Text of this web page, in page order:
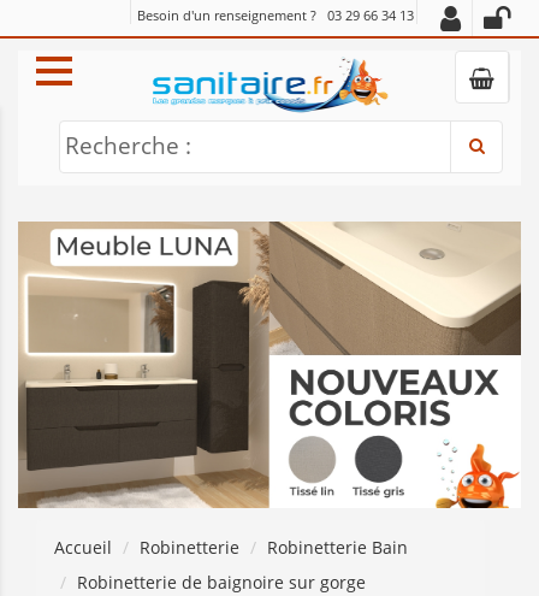
Besoin d'un renseignement ? 03 29 66 34 13
Recherche :
Accueil Robinetterie
Robinetterie Bain
Robinetterie de baignoire sur gorge